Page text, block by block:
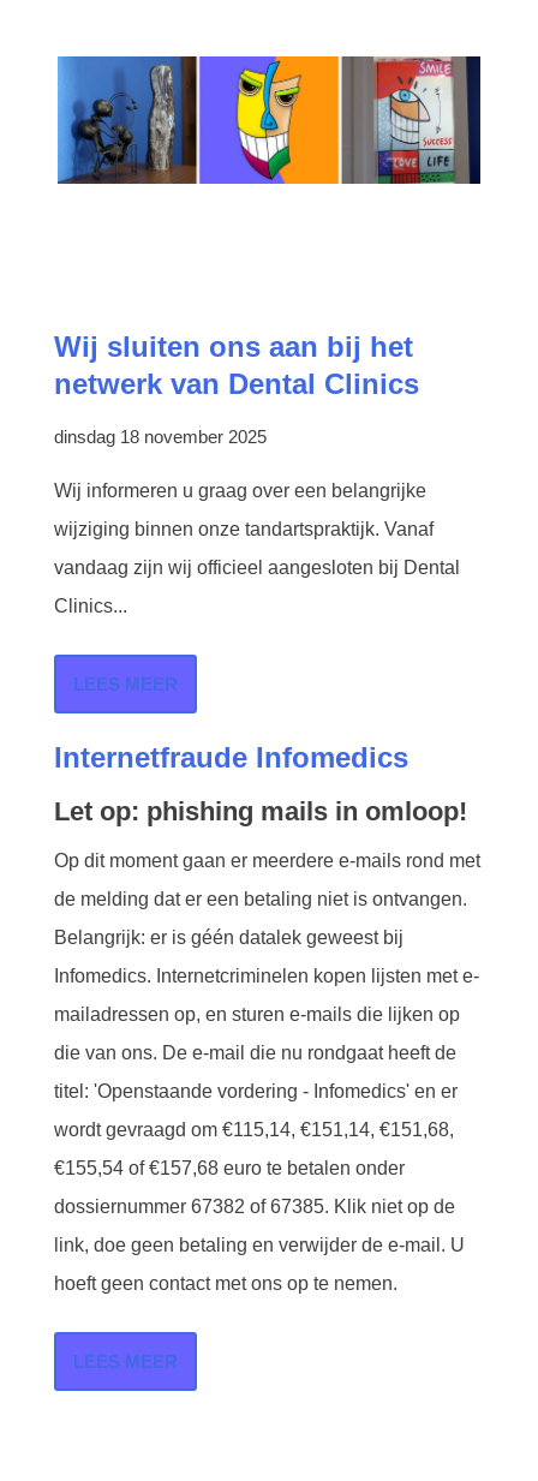
Wij sluiten ons aan bij het
netwerk van Dental Clinics
dinsdag 18 november 2025
Wij informeren u graag over een belangrijke
wijziging binnen onze tandartspraktijk. Vanaf
vandaag zijn wij officieel aangesloten bij Dental
Clinics...
LEES MEER
Internetfraude Infomedics
Let op: phishing mails in omloop!
Op dit moment gaan er meerdere e-mails rond met
de melding dat er een betaling niet is ontvangen.
Belangrijk: er is géén datalek geweest bij
Infomedics. Internetcriminelen kopen lijsten met e-
mailadressen op, en sturen e-mails die lijken op
die van ons. De e-mail die nu rondgaat heeft de
titel: 'Openstaande vordering - Infomedics' en er
wordt gevraagd om €115,14, €151,14, €151,68,
€155,54 of €157,68 euro te betalen onder
dossiernummer 67382 of 67385. Klik niet op de
link, doe geen betaling en verwijder de e-mail. U
hoeft geen contact met ons op te nemen.
LEES MEER